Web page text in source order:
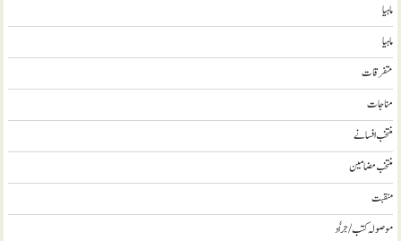
ماہیا
ماہیا
متفرقات
مناجات
منتخب افسانے
منتخب مضامين
منقبت
موصولہ کتب / جراٗد